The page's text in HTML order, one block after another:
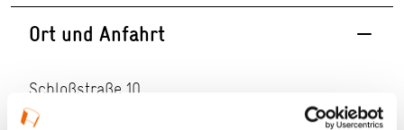
Ort und Anfahrt
Schloßstraße 10
61476 Kronberg im Taunus